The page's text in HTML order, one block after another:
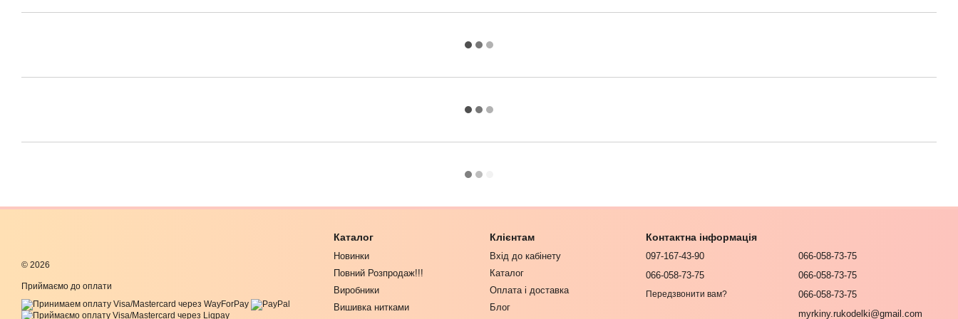
© 2026
Приймаємо до оплати
Каталог
Новинки
Повний Розпродаж!!!
Виробники
Вишивка нитками
Клієнтам
Вхід до кабінету
Каталог
Оплата і доставка
Блог
Контактна інформація
097-167-43-90
066-058-73-75
Передзвонити вам?
066-058-73-75
066-058-73-75
066-058-73-75
myrkiny.rukodelki@gmail.com